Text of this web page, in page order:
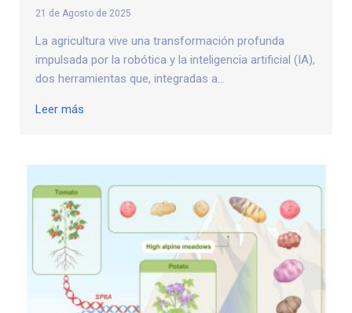
21 de Agosto de 2025
La agricultura vive una transformación profunda
impulsada por la robótica y la inteligencia artificial (IA),
dos herramientas que, integradas a...
Leer más